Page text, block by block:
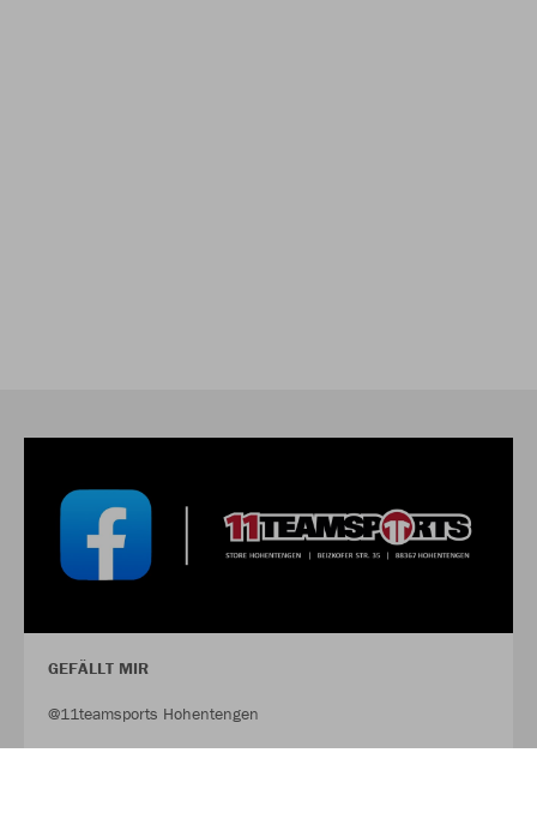
GEFÄLLT MIR
@11teamsports Hohentengen